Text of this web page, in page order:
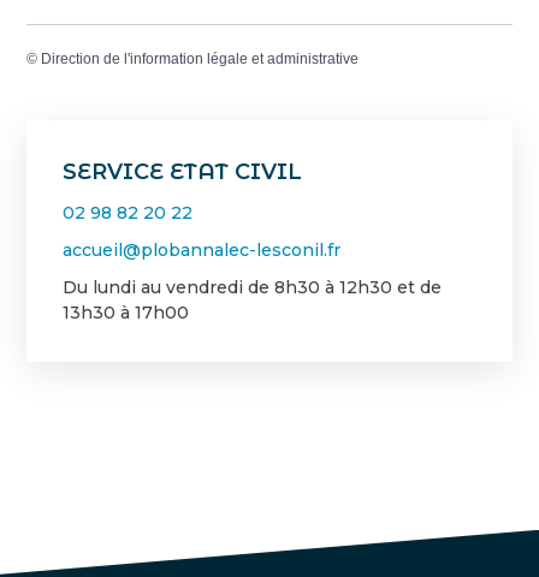
SERVICE ETAT CIVIL
02 98 82 20 22
accueil@plobannalec-lesconil.fr
Du lundi au vendredi de 8h30 à 12h30 et de
13h30 à 17h00
© Direction de l'information légale et administrative